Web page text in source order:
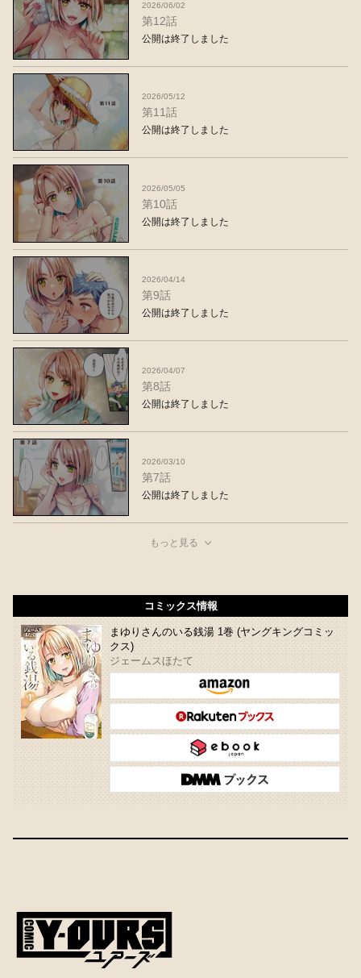
2026/06/02
第12話
公開は終了しました
2026/05/12
第11話
公開は終了しました
2026/05/05
第10話
公開は終了しました
2026/04/14
第9話
公開は終了しました
2026/04/07
第8話
公開は終了しました
2026/03/10
第7話
公開は終了しました
もっと見る
コミックス情報
まゆりさんのいる銭湯 1巻 (ヤングキングコミッ
クス)
ジェームスほたて